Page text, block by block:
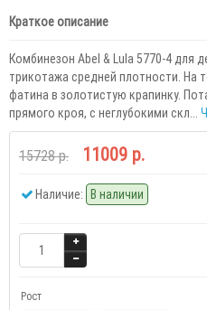
Краткое описание
Комбинезон Abel & Lula 5770-4 для
трикотажа средней плотности. На
фатина в золотистую крапинку.
прямого кроя, с неглубокими скл...
15728 р. 11009 р.
Наличие: В наличии
Рост